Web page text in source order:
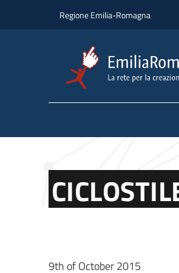
Regione Emilia-Romagna
9th of October 2015